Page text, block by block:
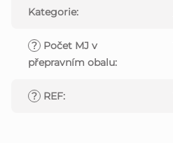
Kategorie:
? Počet MJ v
přepravním obalu:
? REF: